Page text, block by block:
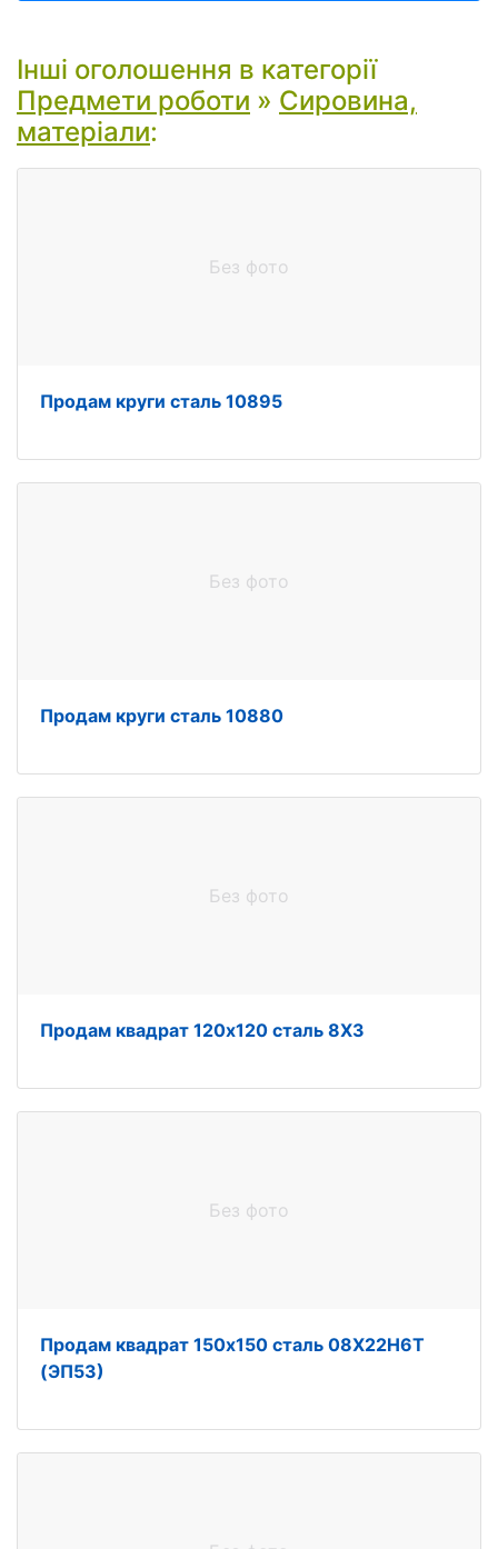
Інші оголошення в категорії
Предмети роботи » Сировина,
матеріали:
Без фото
Продам круги сталь 10895
Без фото
Продам круги сталь 10880
Без фото
Продам квадрат 120х120 сталь 8Х3
Без фото
Продам квадрат 150х150 сталь 08Х22Н6Т
(ЭП53)